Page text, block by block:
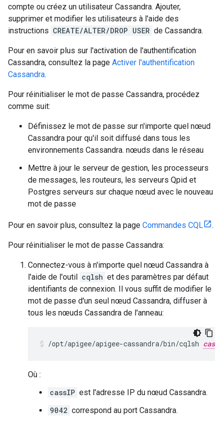
compte ou créez un utilisateur Cassandra. Ajouter,
supprimer et modifier les utilisateurs à l'aide des
instructions CREATE/ALTER/DROP USER de Cassandra.
Pour en savoir plus sur l'activation de l'authentification
Cassandra, consultez la page Activer l'authentification
Cassandra.
Pour réinitialiser le mot de passe Cassandra, procédez
comme suit:
Définissez le mot de passe sur n'importe quel nœud
Cassandra pour qu'il soit diffusé dans tous les
environnements Cassandra. nœuds dans le réseau
Mettre à jour le serveur de gestion, les processeurs
de messages, les routeurs, les serveurs Qpid et
Postgres serveurs sur chaque nœud avec le nouveau
mot de passe
Pour en savoir plus, consultez la page Commandes CQL .
Pour réinitialiser le mot de passe Cassandra:
Connectez-vous à n'importe quel nœud Cassandra à
l'aide de l'outil cqlsh et des paramètres par défaut
identifiants de connexion. Il vous suffit de modifier le
mot de passe d'un seul nœud Cassandra, diffuser à
tous les nœuds Cassandra de l'anneau:
/opt/apigee/apigee-cassandra/bin/cqlsh
Où :
cassIP est l'adresse IP du nœud Cassandra.
9042 correspond au port Cassandra.